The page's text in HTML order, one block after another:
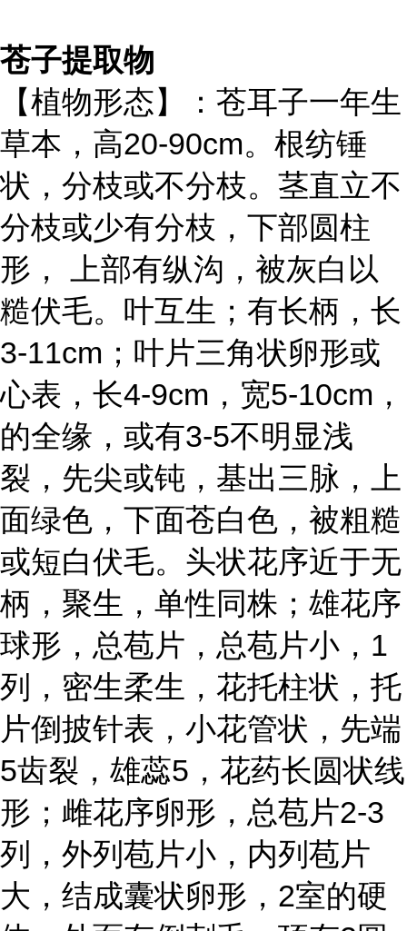
苍子提取物
【植物形态】：苍耳子一年生
草本，高20-90cm。根纺锤
状，分枝或不分枝。茎直立不
分枝或少有分枝，下部圆柱
形， 上部有纵沟，被灰白以
糙伏毛。叶互生；有长柄，长
3-11cm；叶片三角状卵形或
心表，长4-9cm，宽5-10cm，
的全缘，或有3-5不明显浅
裂，先尖或钝，基出三脉，上
面绿色，下面苍白色，被粗糙
或短白伏毛。头状花序近于无
柄，聚生，单性同株；雄花序
球形，总苞片，总苞片小，1
列，密生柔生，花托柱状，托
片倒披针表，小花管状，先端
5齿裂，雄蕊5，花药长圆状线
形；雌花序卵形，总苞片2-3
列，外列苞片小，内列苞片
大，结成囊状卵形，2室的硬